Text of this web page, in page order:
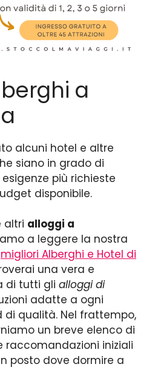
a
alcuni hotel e altre
siano in grado di
più richieste
disponibile.
altri alloggi a
a leggere la nostra
migliori Alberghi e Hotel di
una vera e
di tutti gli alloggi di
adatte a ogni
qualità. Nel frattempo,
un breve elenco di
raccomandazioni iniziali
posto dove dormire a